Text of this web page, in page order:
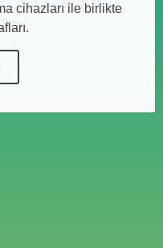
cihazları ile birlikte